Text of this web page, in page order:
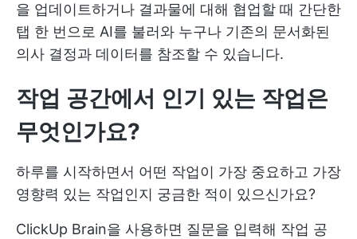
을 업데이트하거나 결과물에 대해 협업할 때 간단한
탭 한 번으로 AI를 불러와 누구나 기존의 문서화된
의사 결정과 데이터를 참조할 수 있습니다.
작업 공간에서 인기 있는 작업은
무엇인가요?
하루를 시작하면서 어떤 작업이 가장 중요하고 가장
영향력 있는 작업인지 궁금한 적이 있으신가요?
ClickUp Brain을 사용하면 질문을 입력해 작업 공